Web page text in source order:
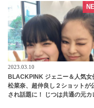
嫌がらせを受けていることを告
tvgroove
2023.03.10
BLACKPINK ジェニー＆人気女
松菜奈、超仲良し２ショットが
され話題に！ じつは共通の元カ